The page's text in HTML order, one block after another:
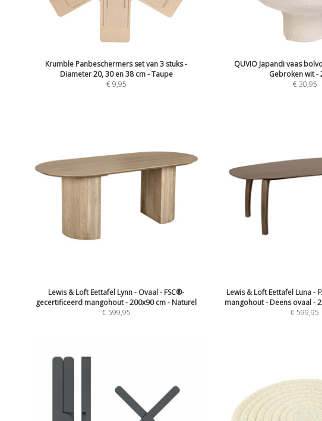
Krumble Panbeschermers set van 3 stuks -
Diameter 20, 30 en 38 cm - Taupe
€9,95
QUVIO Japandi vaas
Gebroken wit -
€30,95
Lewis & Loft Eettafel Lynn - Ovaal - FSC®-
gecertificeerd mangohout - 200x90 cm - Naturel
€599,95
Lewis & Loft Eettafel Luna -
mangohout - Deens ovaal -
€599,95